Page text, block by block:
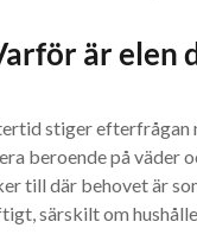
är elen
stiger efterfrågan
beroende på väder
till där behovet är
särskilt om